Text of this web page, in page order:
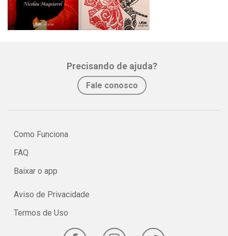
Precisando de ajuda?
Fale conosco
Como Funciona
FAQ
Baixar o app
Aviso de Privacidade
Termos de Uso